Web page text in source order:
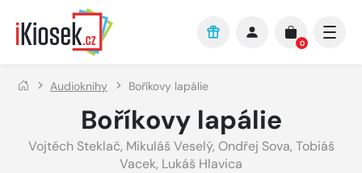
Přejít na hlavní obsah
0
Audioknihy Boříkovy lapálie
Boříkovy lapálie
Vojtěch Steklač, Mikuláš Veselý, Ondřej Sova, Tobiáš
Vacek, Lukáš Hlavica